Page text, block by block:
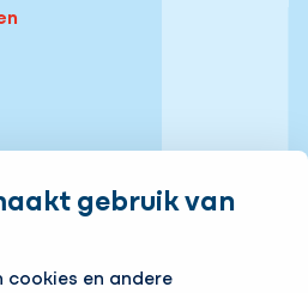
gebruik van
cookies en andere